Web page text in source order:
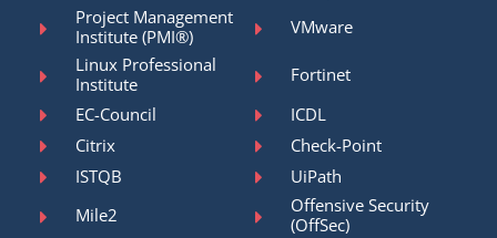
Project Management
Institute (PMI®)
VMware
Linux Professional
Institute
Fortinet
EC-Council
ICDL
Citrix
Check-Point
ISTQB
UiPath
Mile2
Offensive Security
(OffSec)